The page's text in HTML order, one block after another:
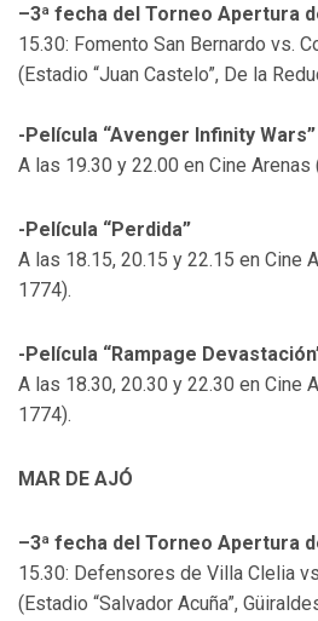
–3ª fecha del Torneo Apertura
15.30: Fomento San Bernardo vs.
(Estadio “Juan Castelo”, De la
-Película “Avenger Infinity Wars”
A las 19.30 y 22.00 en Cine Arenas
-Película “Perdida”
A las 18.15, 20.15 y 22.15 en Cine
1774).
-Película “Rampage
A las 18.30, 20.30 y 22.30 en Cine
1774).
MAR DE AJÓ
–3ª fecha del Torneo Apertura
15.30: Defensores de Villa Clelia
(Estadio “Salvador Acuña”,